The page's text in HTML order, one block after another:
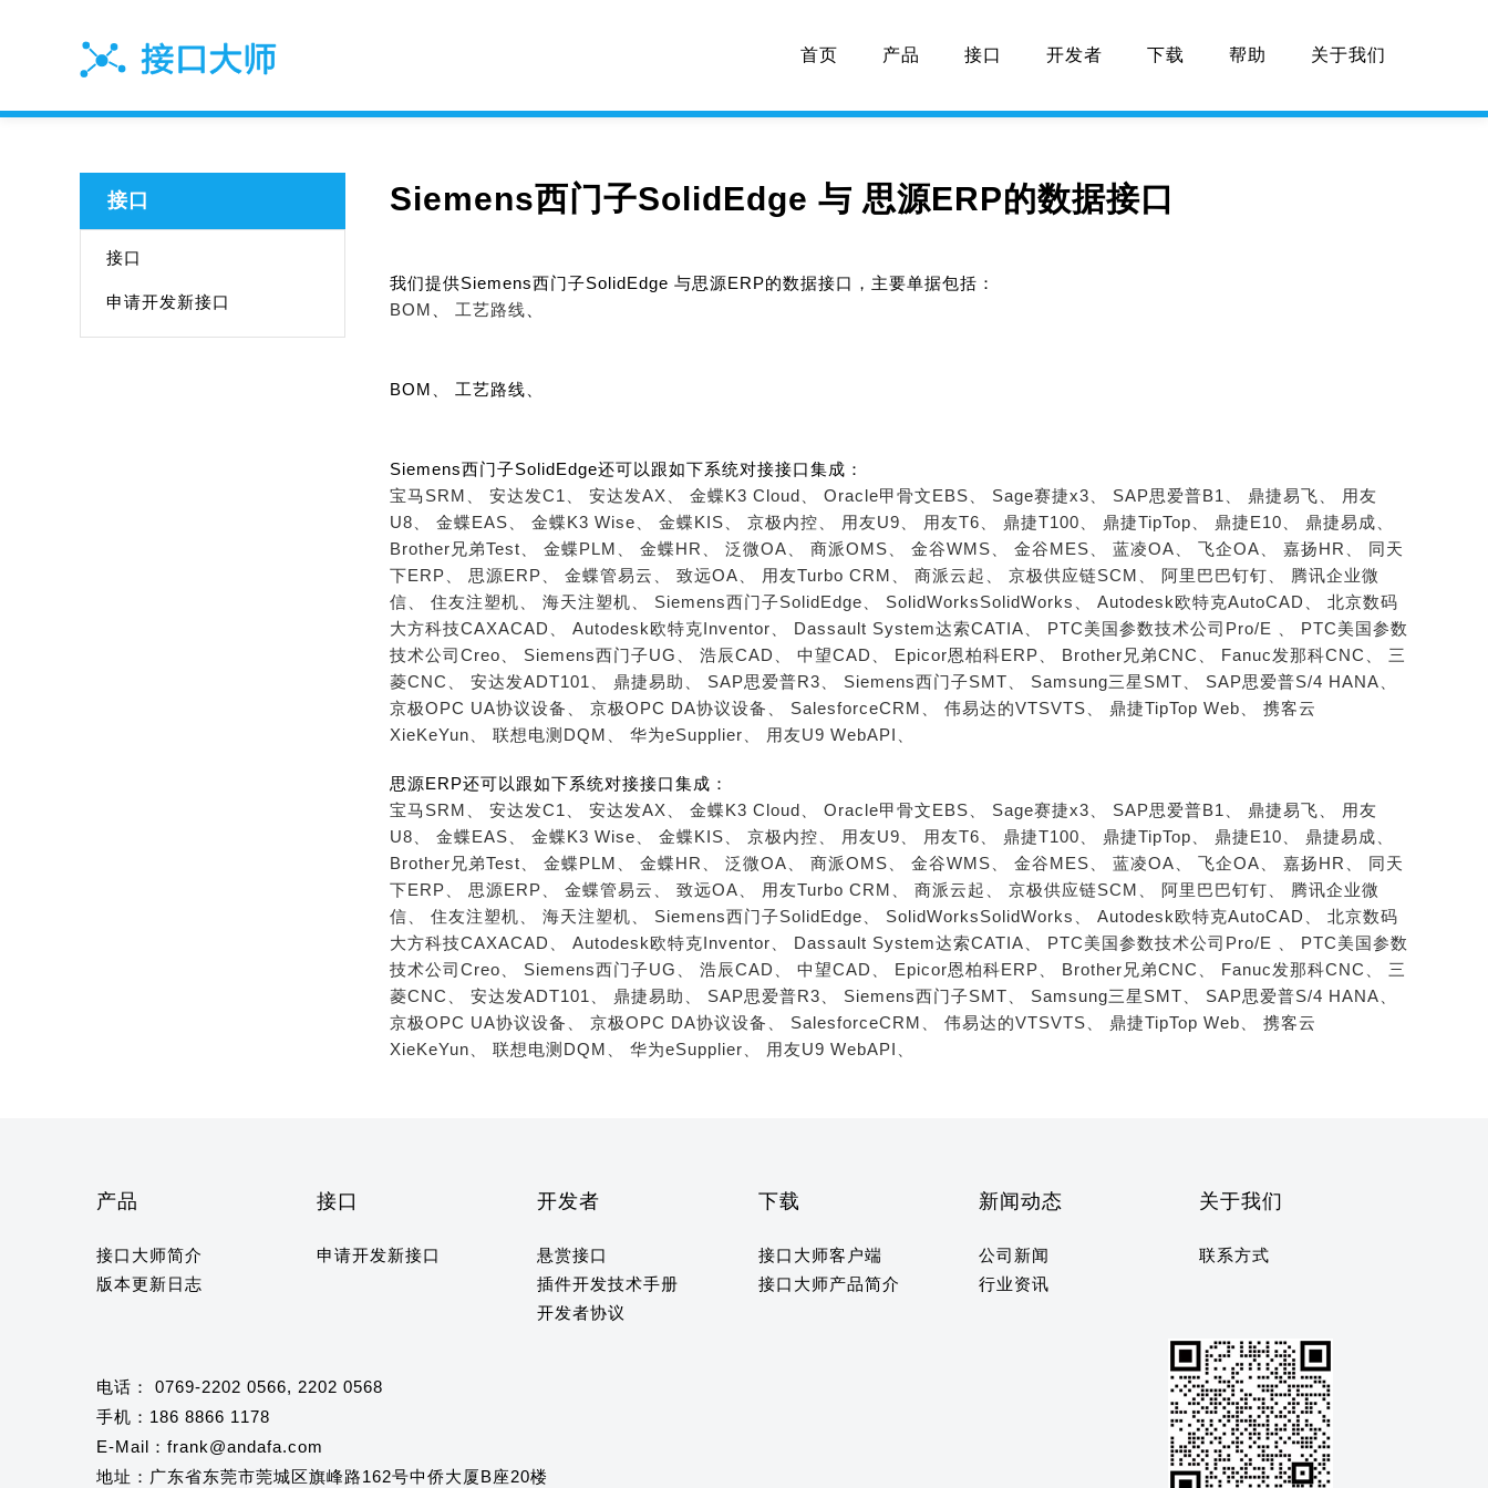
首页 产品 接口 开发者 下载 帮助 关于我们
接口
接口
申请开发新接口
Siemens西门子SolidEdge 与 思源ERP的数据接口
我们提供Siemens西门子SolidEdge 与思源ERP的数据接口，主要单据包括：
BOM
工艺路线
BOM、 工艺路线、
Siemens西门子SolidEdge还可以跟如下系统对接接口集成：
宝马SRM、
安达发C1、 安达发AX、 金蝶K3 Cloud、 Oracle甲骨文EBS、 Sage赛捷x3、 SAP思爱普B1、 鼎捷易飞、
用友
U8、
金蝶EAS、 金蝶K3 Wise、 金蝶KIS、 京极内控、 用友U9、 用友T6、 鼎捷T100、 鼎捷TipTop、 鼎捷E10、
鼎捷易成、
Brother兄弟Test、
金蝶PLM、 金蝶HR、 泛微OA、 商派OMS、 金谷WMS、 金谷MES、 蓝凌OA、 飞企OA、 嘉扬HR、
同天
下ERP、
思源ERP、 金蝶管易云、 致远OA、 用友Turbo CRM、 商派云起、 京极供应链SCM、 阿里巴巴钉钉、
腾讯企业微
信、
住友注塑机、 海天注塑机、 Siemens西门子SolidEdge、 SolidWorksSolidWorks、 Autodesk欧特克AutoCAD、
北京数码
大方科技CAXACAD、
Autodesk欧特克Inventor、 Dassault System达索CATIA、 PTC美国参数技术公司Pro/E 、
PTC美国参数
技术公司Creo、
Siemens西门子UG、 浩辰CAD、 中望CAD、 Epicor恩柏科ERP、 Brother兄弟CNC、 Fanuc发那科CNC、
三
菱CNC、
安达发ADT101、 鼎捷易助、 SAP思爱普R3、 Siemens西门子SMT、 Samsung三星SMT、
SAP思爱普S/4 HANA、
京极OPC UA协议设备、
京极OPC DA协议设备、 SalesforceCRM、 伟易达的VTSVTS、 鼎捷TipTop Web、
携客云
XieKeYun、
联想电测DQM、 华为eSupplier、 用友U9 WebAPI、
思源ERP还可以跟如下系统对接接口集成：
宝马SRM、
安达发C1、 安达发AX、 金蝶K3 Cloud、 Oracle甲骨文EBS、 Sage赛捷x3、 SAP思爱普B1、 鼎捷易飞、
用友
U8、
金蝶EAS、 金蝶K3 Wise、 金蝶KIS、 京极内控、 用友U9、 用友T6、 鼎捷T100、 鼎捷TipTop、 鼎捷E10、
鼎捷易成、
Brother兄弟Test、
金蝶PLM、 金蝶HR、 泛微OA、 商派OMS、 金谷WMS、 金谷MES、 蓝凌OA、 飞企OA、 嘉扬HR、
同天
下ERP、
思源ERP、 金蝶管易云、 致远OA、 用友Turbo CRM、 商派云起、 京极供应链SCM、 阿里巴巴钉钉、
腾讯企业微
信、
住友注塑机、 海天注塑机、 Siemens西门子SolidEdge、 SolidWorksSolidWorks、 Autodesk欧特克AutoCAD、
北京数码
大方科技CAXACAD、
Autodesk欧特克Inventor、 Dassault System达索CATIA、 PTC美国参数技术公司Pro/E 、
PTC美国参数
技术公司Creo、
Siemens西门子UG、 浩辰CAD、 中望CAD、 Epicor恩柏科ERP、 Brother兄弟CNC、 Fanuc发那科CNC、
三
菱CNC、
安达发ADT101、 鼎捷易助、 SAP思爱普R3、 Siemens西门子SMT、 Samsung三星SMT、
SAP思爱普S/4 HANA、
京极OPC UA协议设备、
京极OPC DA协议设备、 SalesforceCRM、 伟易达的VTSVTS、 鼎捷TipTop Web、
携客云
XieKeYun、
联想电测DQM、 华为eSupplier、 用友U9 WebAPI、
产品
接口大师简介
版本更新日志
接口
申请开发新接口
开发者
悬赏接口
插件开发技术手册
开发者协议
下载
接口大师客户端
接口大师产品简介
新闻动态
公司新闻
行业资讯
关于我们
联系方式
电话： 0769-2202 0566, 2202 0568
手机：186 8866 1178
E-Mail：frank@andafa.com
地址：广东省东莞市莞城区旗峰路162号中侨大厦B座20楼